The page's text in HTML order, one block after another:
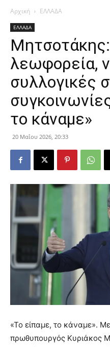
Αρχική ΕΛΛΑΔΑ
ΕΛΛΑΔΑ
λεωφορεία,
συλλογικές
το κάναμε»
20 Μαΐου 2026, 20:33
«Το είπαμε, το κάναμε».
πρωθυπουργός Κυριάκος